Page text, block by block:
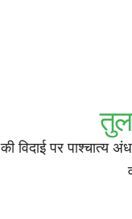
की विदाई पर